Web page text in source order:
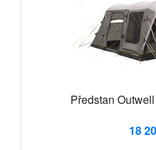
Předstan
18